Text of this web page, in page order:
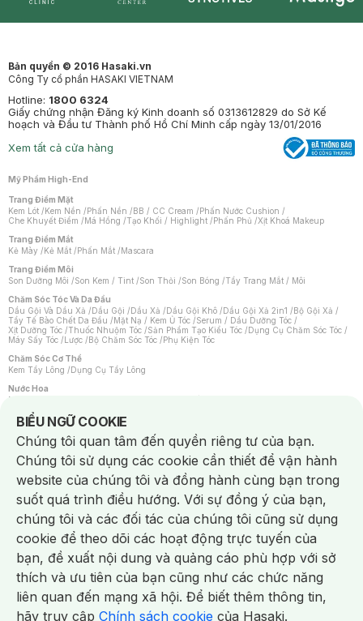
Bản quyền © 2016 Hasaki.vn
Công Ty cổ phần HASAKI VIETNAM
Hotline: 1800 6324
Giấy chứng nhận Đăng ký Kinh doanh số 0313612829 do Sở Kế
hoạch và Đầu tư Thành phố Hồ Chí Minh cấp ngày 13/01/2016
Xem tất cả cửa hàng
Mỹ Phẩm High-End
Trang Điểm Mặt
Kem Lót /Kem Nền /Phấn Nền /BB / CC Cream /Phấn Nước Cushion /
Che Khuyết Điểm /Má Hồng /Tạo Khối / Highlight /Phấn Phủ /Xịt Khoá Makeup
Trang Điểm Mắt
Kẻ Mày /Kẻ Mắt /Phấn Mắt /Mascara
Trang Điểm Môi
Son Dưỡng Môi /Son Kem / Tint /Son Thỏi /Son Bóng /Tẩy Trang Mắt / Môi
Chăm Sóc Tóc Và Da Đầu
Dầu Gội Và Dầu Xả /Dầu Gội /Dầu Xả /Dầu Gội Khô /Dầu Gội Xả 2in1 /Bộ Gội Xả /
Tẩy Tế Bào Chết Da Đầu /Mặt Nạ / Kem Ủ Tóc /Serum / Dầu Dưỡng Tóc /
Xịt Dưỡng Tóc /Thuốc Nhuộm Tóc /Sản Phẩm Tạo Kiểu Tóc /Dụng Cụ Chăm Sóc Tóc /
Máy Sấy Tóc /Lược /Bộ Chăm Sóc Tóc /Phụ Kiện Tóc
Chăm Sóc Cơ Thể
Kem Tẩy Lông /Dụng Cụ Tẩy Lông
Nước Hoa
Nước Hoa Nữ
Chăm Sóc Cá Nhân
Chống Muỗi /Khẩu Trang /Máy Massage/Mặt Nạ Xông Hơi /Nước Rửa Tay/
Sản Phẩm Chăm Sóc Khác /Bàn Chải Đánh Răng /Bàn Chải Điện/
Hỗ Trợ Trắng Răng/Kem Đánh Răng /Máy Tăm Nước/ Nước Súc Miệng/
Tăm / Chỉ Nha Khoa/ Xịt Thơm Miệng / Dung Dịch Vệ Sinh/Dưỡng Vùng Kín/
Khăn Ướt Vệ Sinh Vùng Kín/Băng Vệ Sinh/Tampon/Bọt Cạo Râu /Dao Cạo Râu/
Máy Cạo Râu
Vấn Đề Về Da
Da Dầu / Lỗ Chân Lông To/ Da Khô / Mất Nước/ Da Lão Hóa/ Da Mụn/
Da Nhạy Cảm / Kích Ứng
Da Xỉn Màu Thâm / Nám / Tàn Nhang
Quầng Thâm & Bọng Mắt /Sẹo /Viêm Da Cơ Địa
Dụng Cụ / Phụ Kiện Chăm Sóc Da
Bông Tẩy Trang
Khăn Lau Mặt Khô Dụng Cụ / Máy Rửa Mặt Máy Chăm Sóc Da
Dụng Cụ Chăm Sóc Khác
BIỂU NGỮ COOKIE
Notice about cookies usage
Chúng tôi quan tâm đến quyền riêng tư của bạn.
Chúng tôi sử dụng các cookie cần thiết để vận hành
website của chúng tôi và đồng hành cùng bạn trong
suốt quá trình điều hướng. Với sự đồng ý của bạn,
chúng tôi và các đối tác của chúng tôi cũng sử dụng
cookie để theo dõi các hoạt động trực tuyến của
bạn, đề xuất nội dung và quảng cáo phù hợp với sở
thích và ưu tiên của bạn cũng như các chức năng
liên quan đến mạng xã hội. Để biết thêm thông tin,
hãy truy cập Chính sách cookie của Hasaki.